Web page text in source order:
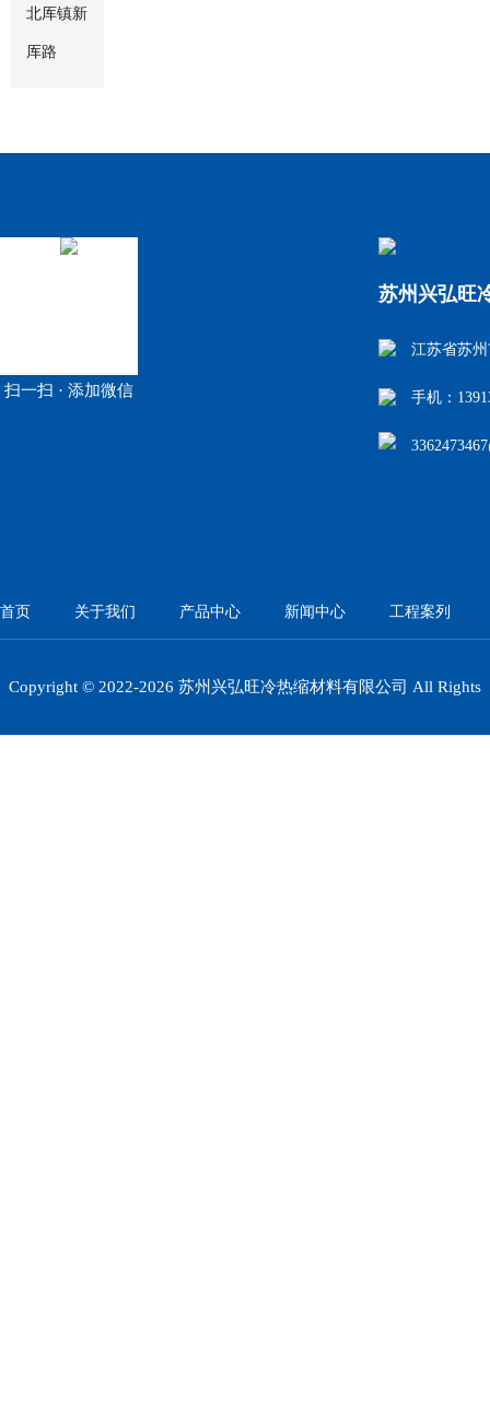
北厍镇新
厍路
扫一扫 · 添加微信
苏州兴弘旺
江苏省苏
手机：
首页 关于我们 产品中心 新闻中心 工程案列
Copyright © 2022-2026 苏州兴弘旺冷热缩材料有限公司 All Rights